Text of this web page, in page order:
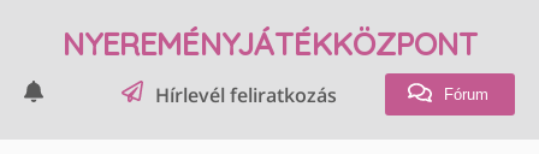
NYEREMÉNYJÁTÉKKÖZPONT
Hírlevél feliratkozás Fórum